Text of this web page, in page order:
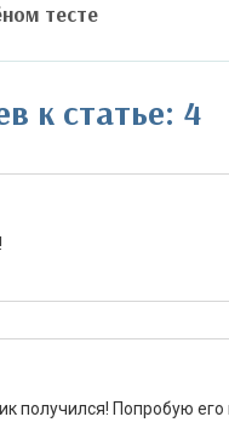
тесте
к статье: 4
получился! Попробую